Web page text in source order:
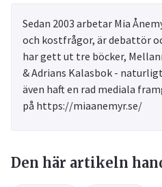
Sedan 2003 arbetar Mia
och kostfrågor, är debattör
har gett ut tre böcker,
& Adrians Kalasbok -
även haft en rad mediala
på https://miaanemyr.se/
Den här artikeln